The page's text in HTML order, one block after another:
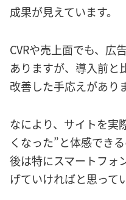
成果が見えています。
CVRや売上面でも、広
ありますが、導入前と
改善した手応えがあり
なにより、サイトを実
くなった”と体感でき
後は特にスマートフォ
げていければと思って